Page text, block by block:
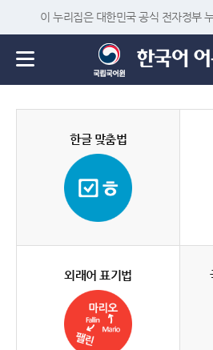
이 누리집은 대한민국 공식 전자정부
한글 맞춤법
외래어 표기법